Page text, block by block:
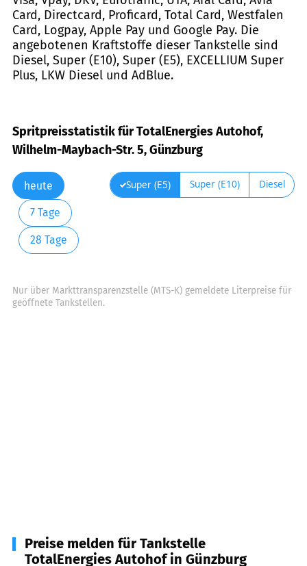
Card, Directcard, Proficard, Total Card, Westfalen
Card, Logpay, Apple Pay und Google Pay. Die
angebotenen Kraftstoffe dieser Tankstelle sind
Diesel, Super (E10), Super (E5), EXCELLIUM Super
Plus, LKW Diesel und AdBlue.
Spritpreisstatistik für TotalEnergies Autohof,
Wilhelm-Maybach-Str. 5, Günzburg
heute
7 Tage
28 Tage
Super (E5) Super (E10) Diesel
Nur über Markttransparenzstelle (MTS-K) gemeldete Literpreise für
geöffnete Tankstellen.
Preise melden für Tankstelle
TotalEnergies Autohof in Günzburg